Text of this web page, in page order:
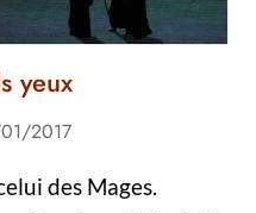
yeux
2017
des Mages.